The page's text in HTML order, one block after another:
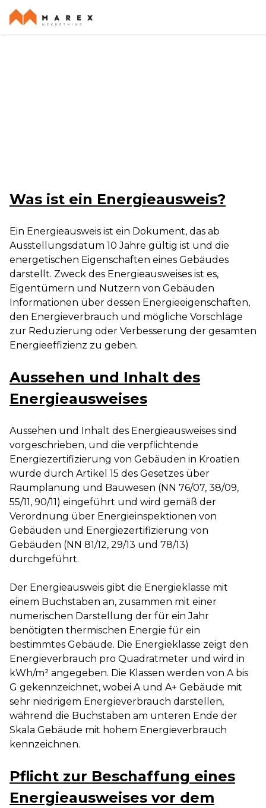
Was ist ein Energieausweis?
Ein Energieausweis ist ein Dokument, das ab
Ausstellungsdatum 10 Jahre gültig ist und die
energetischen Eigenschaften eines Gebäudes
darstellt. Zweck des Energieausweises ist es,
Eigentümern und Nutzern von Gebäuden
Informationen über dessen Energieeigenschaften,
den Energieverbrauch und mögliche Vorschläge
zur Reduzierung oder Verbesserung der gesamten
Energieeffizienz zu geben.
Aussehen und Inhalt des
Energieausweises
Aussehen und Inhalt des Energieausweises sind
vorgeschrieben, und die verpflichtende
Energiezertifizierung von Gebäuden in Kroatien
wurde durch Artikel 15 des Gesetzes über
Raumplanung und Bauwesen (NN 76/07, 38/09,
55/11, 90/11) eingeführt und wird gemäß der
Verordnung über Energieinspektionen von
Gebäuden und Energiezertifizierung von
Gebäuden (NN 81/12, 29/13 und 78/13)
durchgeführt.
Der Energieausweis gibt die Energieklasse mit
einem Buchstaben an, zusammen mit einer
numerischen Darstellung der für ein Jahr
benötigten thermischen Energie für ein
bestimmtes Gebäude. Die Energieklasse zeigt den
Energieverbrauch pro Quadratmeter und wird in
kWh/m² angegeben. Die Klassen werden von A bis
G gekennzeichnet, wobei A und A+ Gebäude mit
sehr niedrigem Energieverbrauch darstellen,
während die Buchstaben am unteren Ende der
Skala Gebäude mit hohem Energieverbrauch
kennzeichnen.
Pflicht zur Beschaffung eines
Energieausweises vor dem